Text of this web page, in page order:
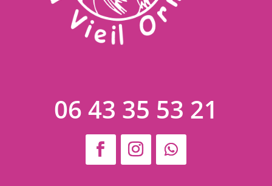
06 43 35 53 21